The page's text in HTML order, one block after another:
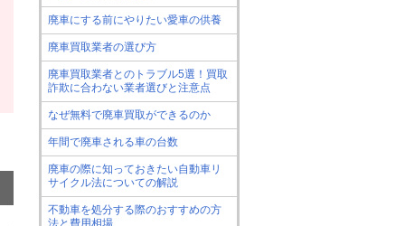
廃車にする前にやりたい愛車の供養
廃車買取業者の選び方
廃車買取業者とのトラブル5選！買取
詐欺に合わない業者選びと注意点
なぜ無料で廃車買取ができるのか
年間で廃車される車の台数
廃車の際に知っておきたい自動車リ
サイクル法についての解説
不動車を処分する際のおすすめの方
法と費用相場